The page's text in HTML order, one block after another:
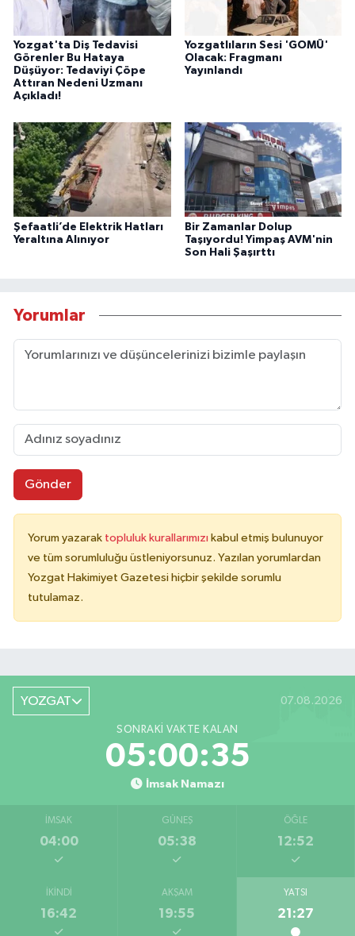
Yozgat'ta Diş Tedavisi
Görenler Bu Hataya
Düşüyor: Tedaviyi Çöpe
Attıran Nedeni Uzmanı
Açıkladı!
Yozgatlıların Sesi 'GOMÜ'
Olacak: Fragmanı
Yayınlandı
Şefaatli’de Elektrik Hatları
Yeraltına Alınıyor
Bir Zamanlar Dolup
Taşıyordu! Yimpaş AVM'nin
Son Hali Şaşırttı
Yorumlar
Gönder
Yorum yazarak topluluk kurallarımızı kabul etmiş bulunuyor
ve tüm sorumluluğu üstleniyorsunuz. Yazılan yorumlardan
Yozgat Hakimiyet Gazetesi hiçbir şekilde sorumlu
tutulamaz.
YOZGAT 07.08.2026
SONRAKI VAKTE KALAN
05:00:35
İmsak Namazı
İMSAK
04:00
GÜNEŞ
05:38
ÖĞLE
12:52
İKINDI
16:42
AKŞAM
19:55
YATSI
21:27